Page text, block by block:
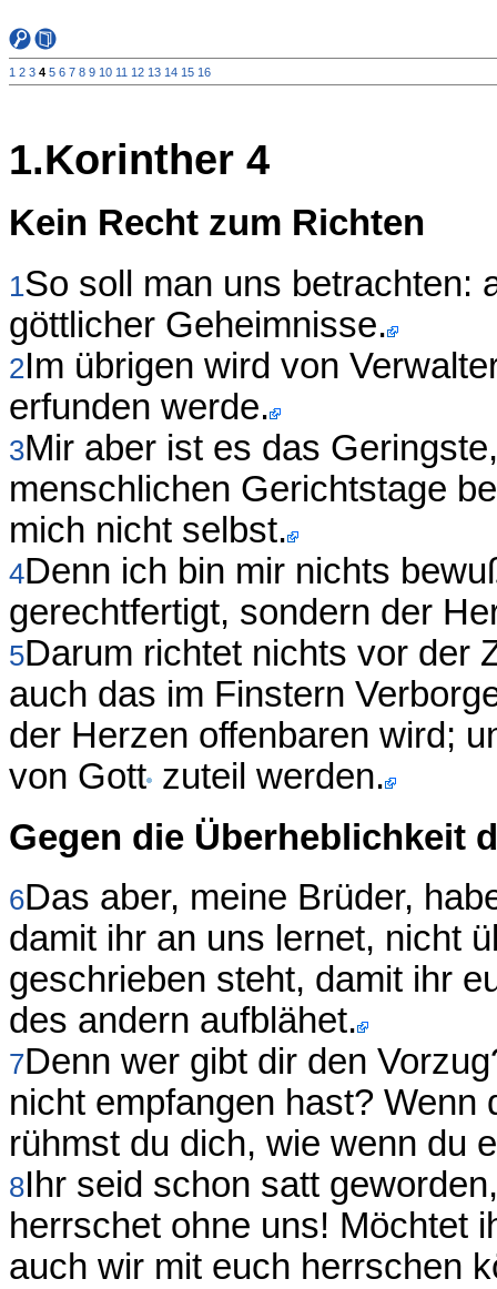
1 2 3 4 5 6 7 8 9 10 11 12 13 14 15 16
1.Korinther 4
Kein Recht zum Richten
1So soll man uns betrachten:
göttlicher Geheimnisse.
2Im übrigen wird von
erfunden werde.
3Mir aber ist es das
menschlichen Gerichtstage
mich nicht selbst.
4Denn ich bin mir nichts
gerechtfertigt, sondern der
5Darum richtet nichts vor der
auch das im Finstern
der Herzen offenbaren wird;
von Gott zuteil werden.
Gegen die Überheblichkeit
6Das aber, meine Brüder,
damit ihr an uns lernet, nicht
geschrieben steht, damit ihr
des andern aufblähet.
7Denn wer gibt dir den
nicht empfangen hast?
rühmst du dich, wie wenn du
8Ihr seid schon satt
herrschet ohne uns! Möchtet
auch wir mit euch herrschen